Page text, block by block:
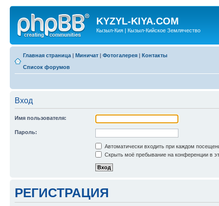
KYZYL-KIYA.COM
Кызыл-Кия | Кызыл-Кийское Землячество
Главная страница | Миничат | Фотогалерея | Контакты
Список форумов
Вход
Имя пользователя:
Пароль:
Автоматически входить при каждом
Скрыть моё пребывание на конференции в
РЕГИСТРАЦИЯ